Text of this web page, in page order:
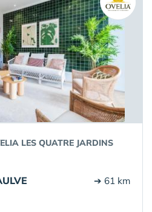
LES QUATRE JARDINS
➔ 61 km